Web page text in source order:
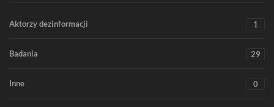
Aktorzy dezinformacji 1
Badania 29
Inne 0